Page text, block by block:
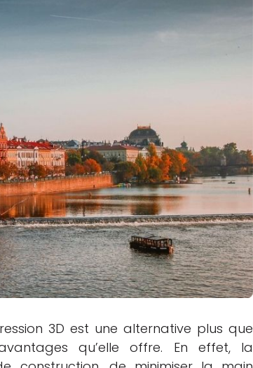
3D est une alternative plus que
qu’elle offre. En effet, la